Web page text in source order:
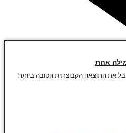
אחת
את התוצאה הקבוצתית הטובה ביותר!